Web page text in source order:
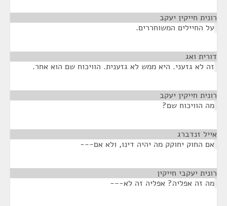
רונית חייקין יעקב
על החיילים המשוחררים.
דורית ואג
זה לא גזעני. היא ממש לא גזענית. הוויכוח שם הוא אחר.
רונית חייקין יעקב
מה הוויכוח שם?
אייל זנדברג
אם החוק יחוקק מה יהיה דינו, ולא אם---
רונית יעקבי חייקין
מה זה אפליה? אפליה זה לא---